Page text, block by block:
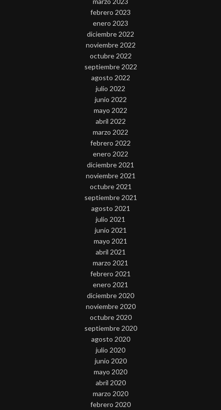
febrero 2023
enero 2023
diciembre 2022
noviembre 2022
octubre 2022
septiembre 2022
agosto 2022
julio 2022
junio 2022
mayo 2022
abril 2022
marzo 2022
febrero 2022
enero 2022
diciembre 2021
noviembre 2021
octubre 2021
septiembre 2021
agosto 2021
julio 2021
junio 2021
mayo 2021
abril 2021
marzo 2021
febrero 2021
enero 2021
diciembre 2020
noviembre 2020
octubre 2020
septiembre 2020
agosto 2020
julio 2020
junio 2020
mayo 2020
abril 2020
marzo 2020
febrero 2020